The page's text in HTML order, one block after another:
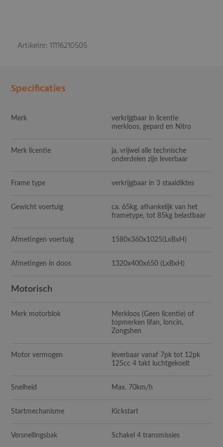
Artikelnr: 11116210505
Specificaties
Merk
verkrijgbaar in licentie
merkloos, gepard en Nitro
Merk licentie
ja, vrijwel alle technische
onderdelen zijn leverbaar
Frame type verkrijgbaar in 3 staaldiktes
Gewicht voertuig
ca. 65kg. afhankelijk van het
frametype, tot 85kg belastbaar
Afmetingen voertuig 1580x360x1025(LxBxH)
Afmetingen in doos 1320x400x650(LxBxH)
Motorisch
Merk motorblok
Merkloos (Geen licentie) of
topmerken lifan, loncin,
Zongshen
Motor vermogen
leverbaar vanaf 7pk tot 12pk
125cc 4 takt luchtgekoelt
Snelheid Max. 70km/h
Startmechanisme Kickstart
Versnellingsbak Schakel 4 transmissies